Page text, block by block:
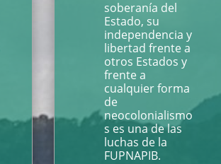
soberanía del
Estado, su
independencia y
libertad frente a
otros Estados y
frente a
cualquier forma
de
neocolonialismo
s es una de las
luchas de la
FUPNAPIB.